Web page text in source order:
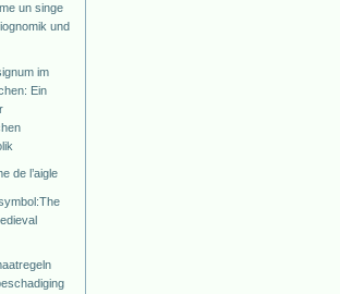
un singe
und
im
Ein
de l’aigle